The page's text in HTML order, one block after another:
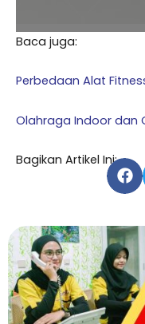
Baca juga:
Perbedaan Alat
Olahraga Indoor dan
Bagikan Artikel Ini: